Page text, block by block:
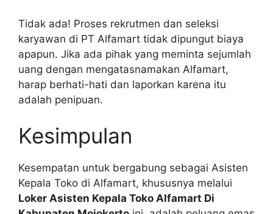
Tidak ada! Proses rekrutmen dan seleksi
karyawan di PT Alfamart tidak dipungut biaya
apapun. Jika ada pihak yang meminta sejumlah
uang dengan mengatasnamakan Alfamart,
harap berhati-hati dan laporkan karena itu
adalah penipuan.
Kesimpulan
Kesempatan untuk bergabung sebagai Asisten
Kepala Toko di Alfamart, khususnya melalui
Loker Asisten Kepala Toko Alfamart Di